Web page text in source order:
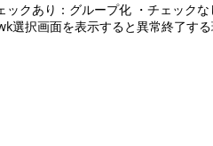
クあり：グループ化 ・チェックな
選択画面を表示すると異常終了す